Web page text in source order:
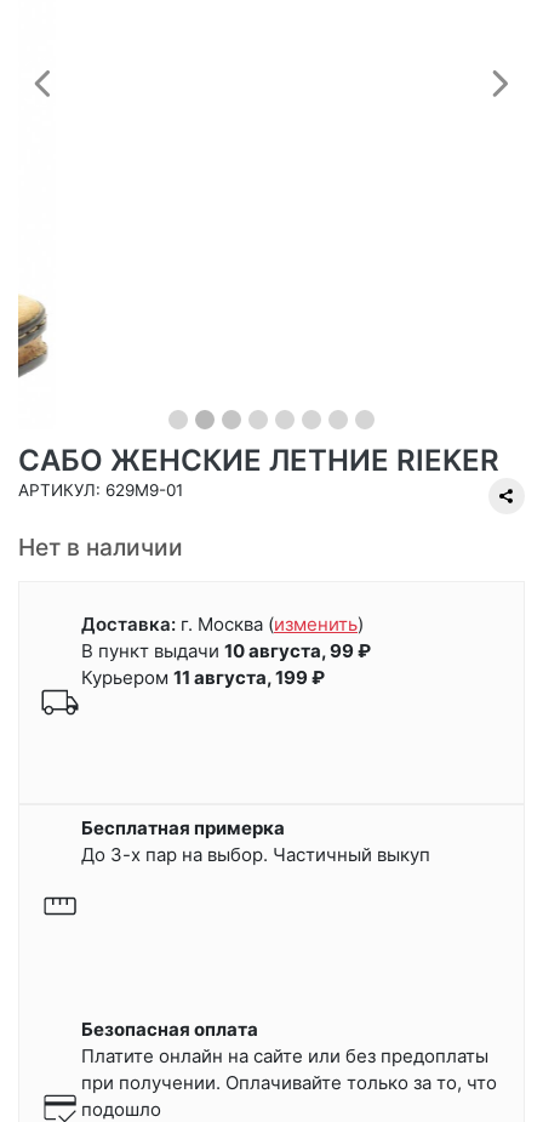
Предыдущий
САБО ЖЕНСКИЕ ЛЕТНИЕ RIEKER
АРТИКУЛ: 629M9-01
Нет в наличии
Доставка: г. Москва (изменить)
В пункт выдачи 10 августа, 99 ₽
Курьером 11 августа, 199 ₽
Бесплатная примерка
До 3-х пар на выбор. Частичный выкуп
Безопасная оплата
Платите онлайн на сайте или без предоплаты
при получении. Оплачивайте только за то, что
подошло